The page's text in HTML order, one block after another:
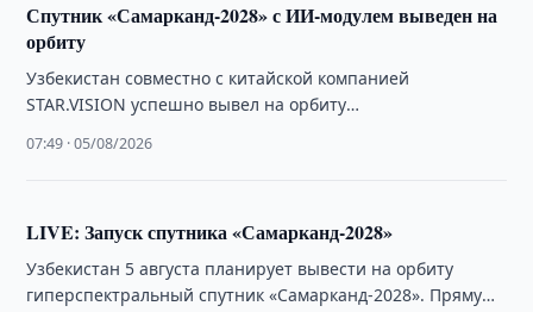
Спутник «Самарканд-2028» с ИИ-модулем выведен на
орбиту
Узбекистан совместно с китайской компанией
STAR.VISION успешно вывел на орбиту
новый этап развития национальной космической
07:49 · 05/08/2026
LIVE: Запуск спутника «Самарканд-2028»
Узбекистан 5 августа планирует вывести на орбиту
гиперспектральный спутник «Самарканд-2028». Прямую